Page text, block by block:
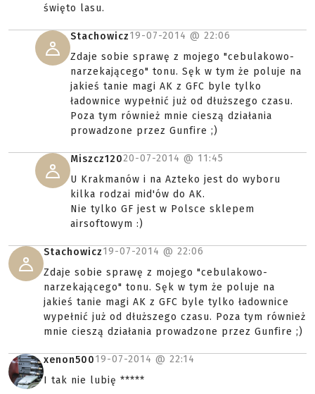
święto lasu.
Stachowicz19-07-2014 @ 22:06
Zdaje sobie sprawę z mojego "cebulakowo-
narzekającego" tonu. Sęk w tym że poluje na
jakieś tanie magi AK z GFC byle tylko
ładownice wypełnić już od dłuższego czasu.
Poza tym również mnie cieszą działania
prowadzone przez Gunfire ;)
Miszcz12020-07-2014 @ 11:45
U Krakmanów i na Azteko jest do wyboru
kilka rodzai mid'ów do AK.
Nie tylko GF jest w Polsce sklepem
airsoftowym :)
Stachowicz19-07-2014 @ 22:06
Zdaje sobie sprawę z mojego "cebulakowo-
narzekającego" tonu. Sęk w tym że poluje na
jakieś tanie magi AK z GFC byle tylko ładownice
wypełnić już od dłuższego czasu. Poza tym również
mnie cieszą działania prowadzone przez Gunfire ;)
xenon50019-07-2014 @ 22:14
I tak nie lubię *****